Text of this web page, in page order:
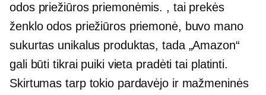
odos priežiūros priemonėmis. , tai prekės
ženklo odos priežiūros priemonė, buvo mano
sukurtas unikalus produktas, tada „Amazon“
gali būti tikrai puiki vieta pradėti tai platinti.
Skirtumas tarp tokio pardavėjo ir mažmeninės